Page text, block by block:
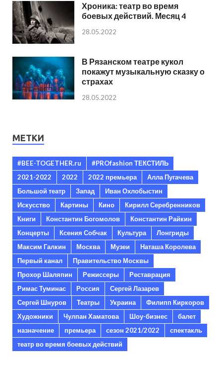
Хроника: театр во время
боевых действий. Месяц 4
28.05.2022
В Рязанском театре кукол
покажут музыкальную сказку о
страхах
28.05.2022
МЕТКИ
#BEE-TOGETHER.ru
#PROfashion ТЕКСТИЛЬ
2021-2022
2022 2022 премьера
Алла Пугачева
Большой театр
Запад
Иван Охлобыстин
Искусство
Картины Кино
Кирилл Серебренников
Книги
Константин Богомолов
Константин Райкин
Концерты
Ксения Собчак Культура
Лонгриды
Максим Галкин
Москва Музеи
Наташа Королева
Первый канал
Правительство Москвы
Прохор Шаляпин
Режиссеры
Реставрация
Римас Туминас
Россия
Сергей Лазарев
Сергей Шнуров
Театры Украина
Филипп Киркоров
Художники
Чулпан Хаматова Шоу-бизнес
балет
назначение
премьера сезон 2021/2022
спектакль
театр во время боевых действий